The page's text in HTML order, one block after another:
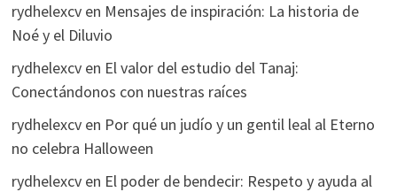
rydhelexcven Mensajes de inspiración: La historia de
Noé y el Diluvio
rydhelexcven El valor del estudio del Tanaj:
Conectándonos con nuestras raíces
rydhelexcven Por qué un judío y un gentil leal al Eterno
no celebra Halloween
rydhelexcven El poder de bendecir: Respeto y ayuda al